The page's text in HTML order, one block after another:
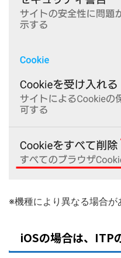
※機種により異なる場合が
iOSの場合は、ITP